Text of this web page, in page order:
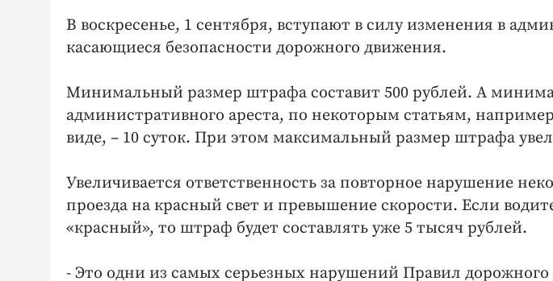
В воскресенье, 1 сентября, вступают в силу изменения в
касающиеся безопасности дорожного движения.
Минимальный размер штрафа составит 500 рублей. А
административного ареста, по некоторым статьям,
виде, – 10 суток. При этом максимальный размер штрафа
Увеличивается ответственность за повторное нарушение
проезда на красный свет и превышение скорости. Если
«красный», то штраф будет составлять уже 5 тысяч рублей.
- Это одни из самых серьезных нарушений Правил